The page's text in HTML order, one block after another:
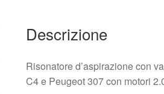
Descrizione
Risonatore d’aspirazione con
C4 e Peugeot 307 con motori